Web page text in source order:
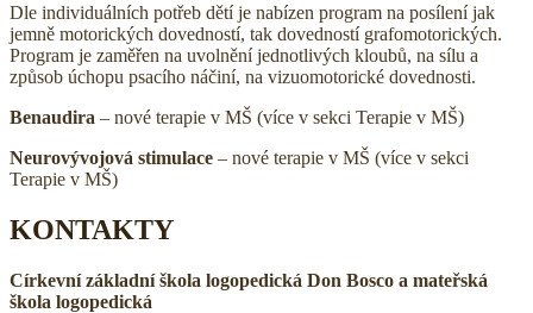
Dle individuálních potřeb dětí je nabízen program na posílení jak
jemně motorických dovedností, tak dovedností grafomotorických.
Program je zaměřen na uvolnění jednotlivých kloubů, na sílu a
způsob úchopu psacího náčiní, na vizuomotorické dovednosti.
Benaudira – nové terapie v MŠ (více v sekci Terapie v MŠ)
Neurovývojová stimulace – nové terapie v MŠ (více v sekci
Terapie v MŠ)
KONTAKTY
Církevní základní škola logopedická Don Bosco a mateřská
škola logopedická